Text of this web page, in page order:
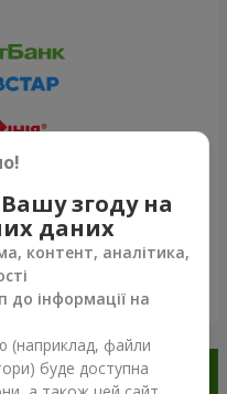
все
додатку
згоду на
даних
контент, аналітика,
до інформації на
(наприклад, файли
буде доступна